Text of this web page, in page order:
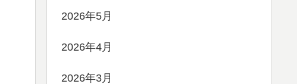
2026年5月
2026年4月
2026年3月